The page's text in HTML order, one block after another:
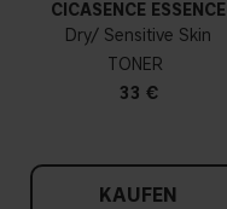
CICASENCE ESSENCE
Dry/ Sensitive Skin
TONER
33 €
KAUFEN